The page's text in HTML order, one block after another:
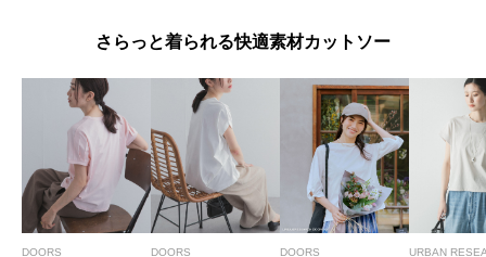
さらっと着られる快適素材カットソー
DOORS DOORS DOORS URBAN